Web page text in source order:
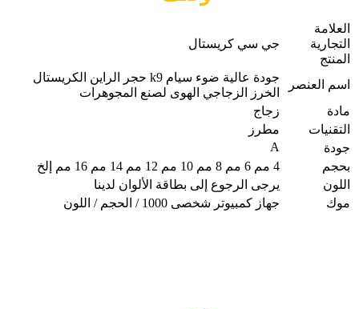
العلامة
التجارية
المنتج
جي سي كريستال
اسم العنصر
جودة عالية ضوء سيام k9 حجر الراين الكريستال
الخرز الزجاجي الهوى لصنع المجوهرات
مادة
زجاج
التقنيات
مطرز
جودة
A
بحجم
4 مم 6 مم 8 مم 10 مم 12 مم 14 مم 16 مم إلخ
اللون
يرجى الرجوع إلى بطاقة الألوان لدينا
موك
جهاز كمبيوتر شخصى 1000 / الحجم / اللون